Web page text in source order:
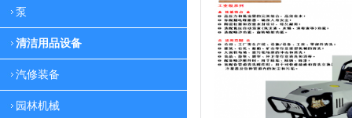
泵
清洁用品设备
汽修装备
园林机械